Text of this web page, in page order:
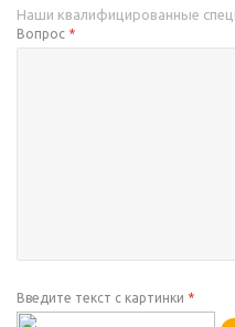
Наши квалифицированные
Вопрос *
Введите текст с картинки *